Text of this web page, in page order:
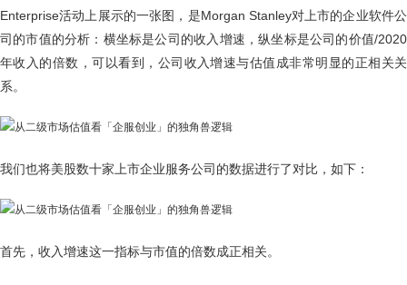
Enterprise活动上展示的一张图，是Morgan Stanley对上市的企业软件公
司的市值的分析：横坐标是公司的收入增速，纵坐标是公司的价值/2020
年收入的倍数，可以看到，公司收入增速与估值成非常明显的正相关关
系。
我们也将美股数十家上市企业服务公司的数据进行了对比，如下：
首先，收入增速这一指标与市值的倍数成正相关。